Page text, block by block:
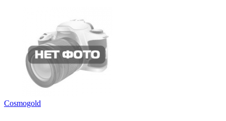
Cosmogold